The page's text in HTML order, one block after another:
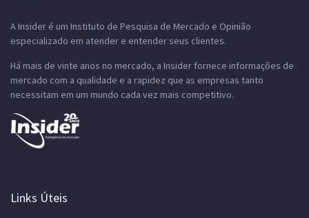
A Insider é um Instituto de Pesquisa de Mercado e Opinião
especializado em atender e entender seus clientes.
Há mais de vinte anos no mercado, a Insider fornece informações de
mercado com a qualidade e a rapidez que as empresas tanto
necessitam em um mundo cada vez mais competitivo.
Links Úteis